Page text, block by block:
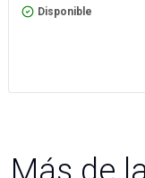
Disponible
Más de